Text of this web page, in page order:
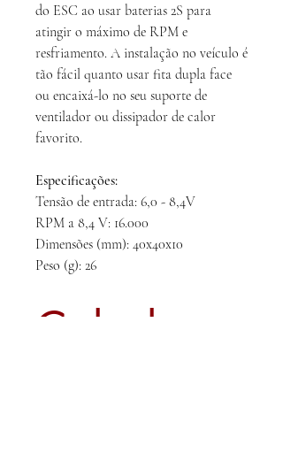
do ESC ao usar baterias 2S para
atingir o máximo de RPM e
resfriamento. A instalação no veículo é
tão fácil quanto usar fita dupla face
ou encaixá-lo no seu suporte de
ventilador ou dissipador de calor
favorito.
Especificações:
Tensão de entrada: 6,0 - 8,4V
RPM a 8,4 V: 16.000
Dimensões (mm): 40x40x10
Peso (g): 26
Calcule